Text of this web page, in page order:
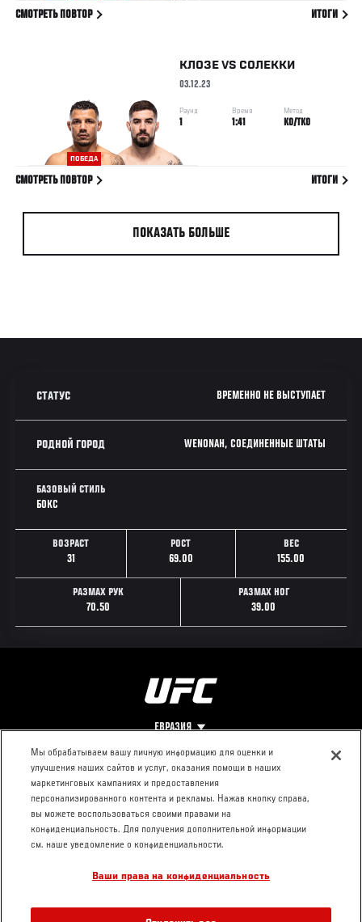
СМОТРЕТЬ ПОВТОР ИТОГИ
ПОБЕДА
КЛОЗЕ VS СОЛЕККИ
03.12.23
Раунд
1
Время
1:41
Метод
KO/TKO
СМОТРЕТЬ ПОВТОР ИТОГИ
ПОКАЗАТЬ БОЛЬШЕ
СТАТУС ВРЕМЕННО НЕ ВЫСТУПАЕТ
РОДНОЙ ГОРОД WENONAH, СОЕДИНЕННЫЕ ШТАТЫ
БАЗОВЫЙ СТИЛЬ
БОКС
ВОЗРАСТ
31
РОСТ
69.00
ВЕС
155.00
РАЗМАХ РУК
70.50
РАЗМАХ НОГ
39.00
ЕВРАЗИЯ
Footer
О UFC
Про ММА
Социальная
ответственность
КОНТАКТЫ
Пресс-центр
Условия
использования
Мы обрабатываем вашу личную информацию для оценки и
улучшения наших сайтов и услуг, оказания помощи в наших
маркетинговых кампаниях и предоставления
персонализированного контента и рекламы. Нажав кнопку справа,
вы можете воспользоваться своими правами на
конфиденциальность. Для получения дополнительной информации
см. наше уведомление о конфиденциальности.
Ваши права на конфиденциальность